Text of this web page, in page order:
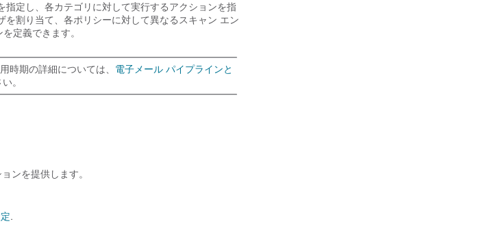
定し、各カテゴリに対して実行するアクションを指
割り当て、各ポリシーに対して異なるスキャン エン
定義できます。
時期の詳細については、 電子メール パイプラインと
。
ンを提供します。
.